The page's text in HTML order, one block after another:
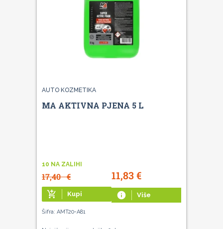
AUTO KOZMETIKA
MA AKTIVNA PJENA 5 L
10 NA ZALIHI
17,40€ 11,83€
add_shopping_cart Kupi info Više
Šifra: AMT20-A81